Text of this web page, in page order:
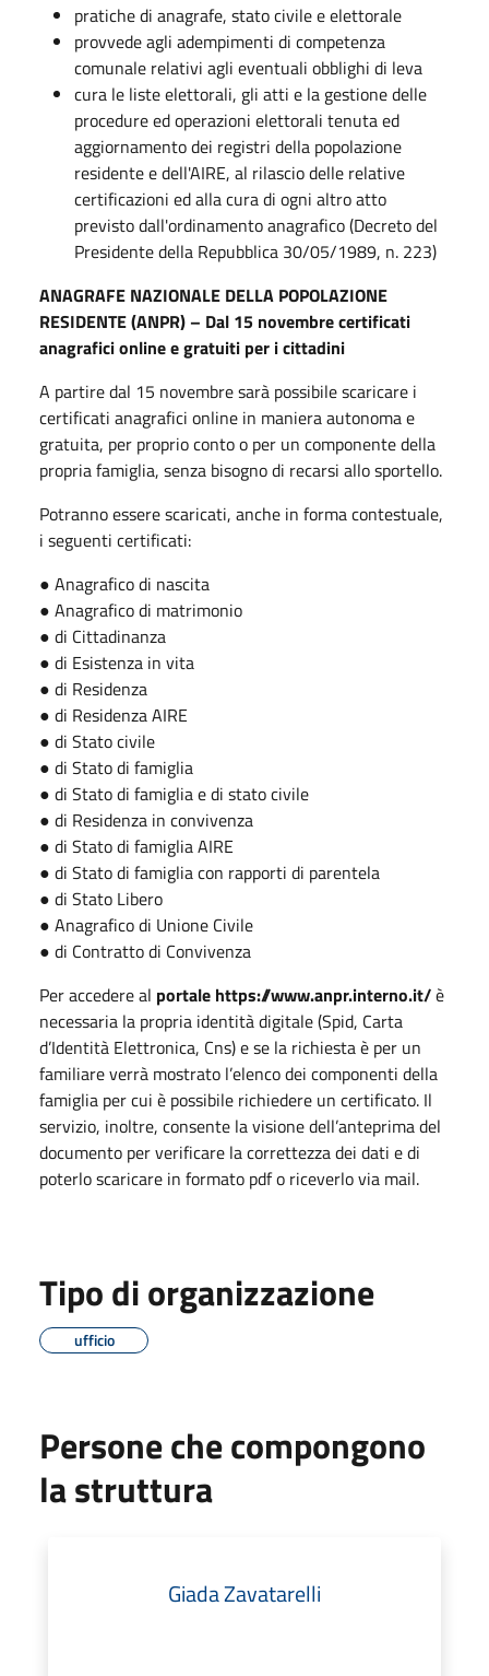
pratiche di anagrafe, stato civile e elettorale
provvede agli adempimenti di competenza
comunale relativi agli eventuali obblighi di leva
cura le liste elettorali, gli atti e la gestione delle
procedure ed operazioni elettorali tenuta ed
aggiornamento dei registri della popolazione
residente e dell'AIRE, al rilascio delle relative
certificazioni ed alla cura di ogni altro atto
previsto dall'ordinamento anagrafico (Decreto del
Presidente della Repubblica 30/05/1989, n. 223)
ANAGRAFE NAZIONALE DELLA POPOLAZIONE
RESIDENTE (ANPR) – Dal 15 novembre certificati
anagrafici online e gratuiti per i cittadini
A partire dal 15 novembre sarà possibile scaricare i
certificati anagrafici online in maniera autonoma e
gratuita, per proprio conto o per un componente della
propria famiglia, senza bisogno di recarsi allo sportello.
Potranno essere scaricati, anche in forma contestuale,
i seguenti certificati:
● Anagrafico di nascita
● Anagrafico di matrimonio
● di Cittadinanza
● di Esistenza in vita
● di Residenza
● di Residenza AIRE
● di Stato civile
● di Stato di famiglia
● di Stato di famiglia e di stato civile
● di Residenza in convivenza
● di Stato di famiglia AIRE
● di Stato di famiglia con rapporti di parentela
● di Stato Libero
● Anagrafico di Unione Civile
● di Contratto di Convivenza
Per accedere al portale https://www.anpr.interno.it/è
necessaria la propria identità digitale (Spid, Carta
d’Identità Elettronica, Cns) e se la richiesta è per un
familiare verrà mostrato l’elenco dei componenti della
famiglia per cui è possibile richiedere un certificato. Il
servizio, inoltre, consente la visione dell’anteprima del
documento per verificare la correttezza dei dati e di
poterlo scaricare in formato pdf o riceverlo via mail.
Tipo di organizzazione
ufficio
Persone che compongono
la struttura
Giada Zavatarelli